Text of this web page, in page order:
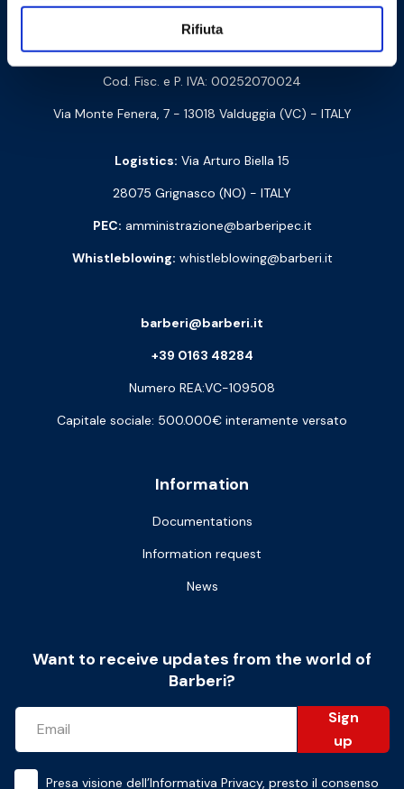
Rifiuta
Contact us
Barberi Rubinetterie Industriali S.r.l. a socio unico
Cod. Fisc. e P. IVA: 00252070024
Via Monte Fenera, 7 - 13018 Valduggia (VC) - ITALY
Logistics: Via Arturo Biella 15
28075 Grignasco (NO) - ITALY
PEC: amministrazione@barberipec.it
Whistleblowing: whistleblowing@barberi.it
Information
Documentations
Information request
News
barberi@barberi.it
+39 0163 48284
Numero REA:VC-109508
Capitale sociale: 500.000€ interamente versato
Want to receive updates from the world of
Barberi?
Sign
up
Presa visione dell’Informativa Privacy, presto il consenso